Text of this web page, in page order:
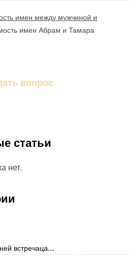
имен между мужчиной и
имен Абрам и Тамара
вопрос
статьи
нет.
встречаца...